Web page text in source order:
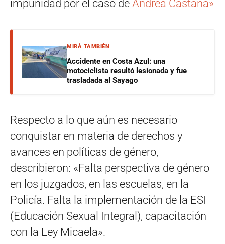
impunidad por el caso de Andrea Castana»
MIRÁ TAMBIÉN
Accidente en Costa Azul: una
motociclista resultó lesionada y fue
trasladada al Sayago
Respecto a lo que aún es necesario
conquistar en materia de derechos y
avances en políticas de género,
describieron: «Falta perspectiva de género
en los juzgados, en las escuelas, en la
Policía. Falta la implementación de la ESI
(Educación Sexual Integral), capacitación
con la Ley Micaela».